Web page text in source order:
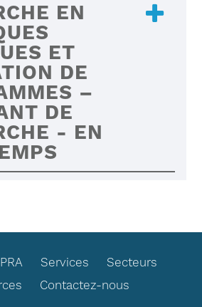
EN
ET
DE
–
DE
- EN
Services
Secteurs
Contactez-nous